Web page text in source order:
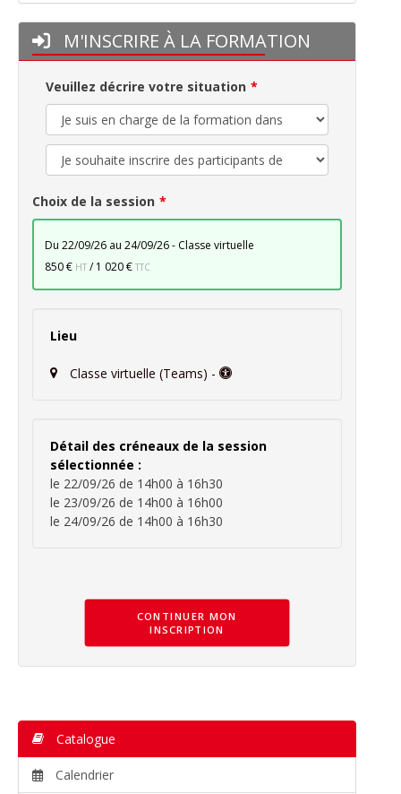
M'INSCRIRE À LA FORMATION
Veuillez décrire votre situation
Choix de la session
du 22/09/26 au 24/09/26 - Classe virtuelle
850 € HT /1 020 € TTC
Lieu
Classe virtuelle (Teams) -
Détail des créneaux de la session
sélectionnée :
le 22/09/26 de 14h00 à 16h30
le 23/09/26 de 14h00 à 16h00
le 24/09/26 de 14h00 à 16h30
CONTINUER MON
INSCRIPTION
Catalogue
Calendrier